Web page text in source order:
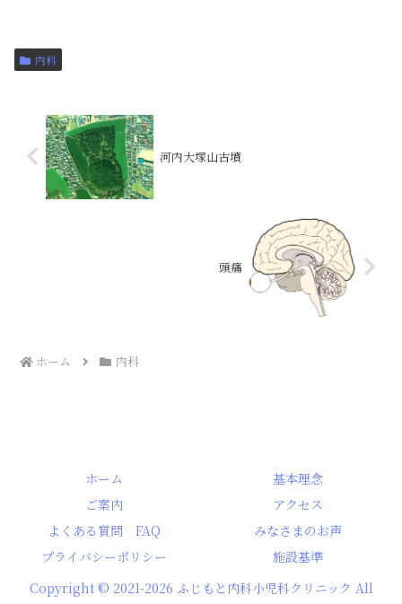
内科
河内大塚山古墳
頭痛
ホーム 内科
ホーム
基本理念
ご案内
アクセス
よくある質問 FAQ
みなさまのお声
プライバシーポリシー
施設基準
Copyright © 2021-2026 ふじもと内科小児科クリニック All